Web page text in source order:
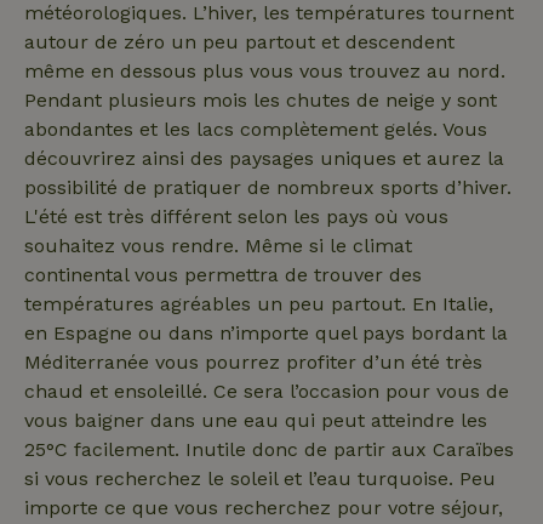
météorologiques. L’hiver, les températures tournent
autour de zéro un peu partout et descendent
même en dessous plus vous vous trouvez au nord.
Pendant plusieurs mois les chutes de neige y sont
abondantes et les lacs complètement gelés. Vous
découvrirez ainsi des paysages uniques et aurez la
possibilité de pratiquer de nombreux sports d’hiver.
L'été est très différent selon les pays où vous
souhaitez vous rendre. Même si le climat
continental vous permettra de trouver des
températures agréables un peu partout. En Italie,
en Espagne ou dans n’importe quel pays bordant la
Méditerranée vous pourrez profiter d’un été très
chaud et ensoleillé. Ce sera l’occasion pour vous de
vous baigner dans une eau qui peut atteindre les
25°C facilement. Inutile donc de partir aux Caraïbes
si vous recherchez le soleil et l’eau turquoise. Peu
importe ce que vous recherchez pour votre séjour,
nature_house_session www.maisonnature.fr 1
_nhft_open-gds-onboarding www.maisonnature.fr
_nhft_search-group-
locations
www.maisonnature.fr